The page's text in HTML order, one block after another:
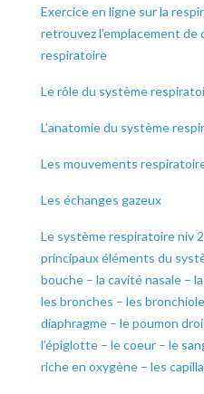
Exercice en ligne sur la
retrouvez l’emplacement
respiratoire
Le rôle du système
L’anatomie du système
Les mouvements
Les échanges gazeux
Le système respiratoire niv
principaux éléments du
bouche – la cavité nasale –
les bronches – les
diaphragme – le poumon
l’épiglotte – le coeur – le
riche en oxygène – les